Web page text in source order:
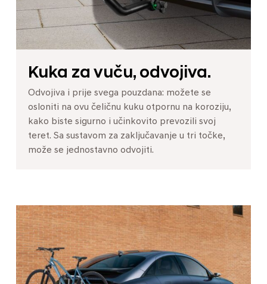
Kuka za vuču, odvojiva.
Odvojiva i prije svega pouzdana: možete se
osloniti na ovu čeličnu kuku otpornu na koroziju,
kako biste sigurno i učinkovito prevozili svoj
teret. Sa sustavom za zaključavanje u tri točke,
može se jednostavno odvojiti.